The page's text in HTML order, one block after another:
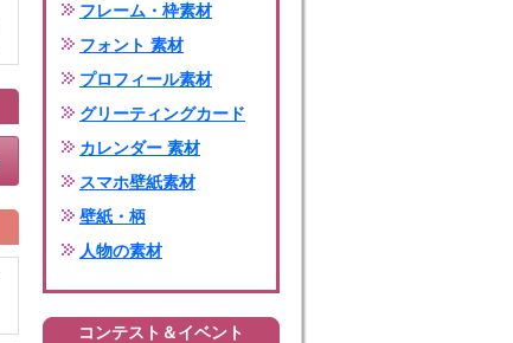
フレーム・枠素材
フォント 素材
プロフィール素材
グリーティングカード
カレンダー 素材
スマホ壁紙素材
壁紙・柄
人物の素材
コンテスト＆イベント